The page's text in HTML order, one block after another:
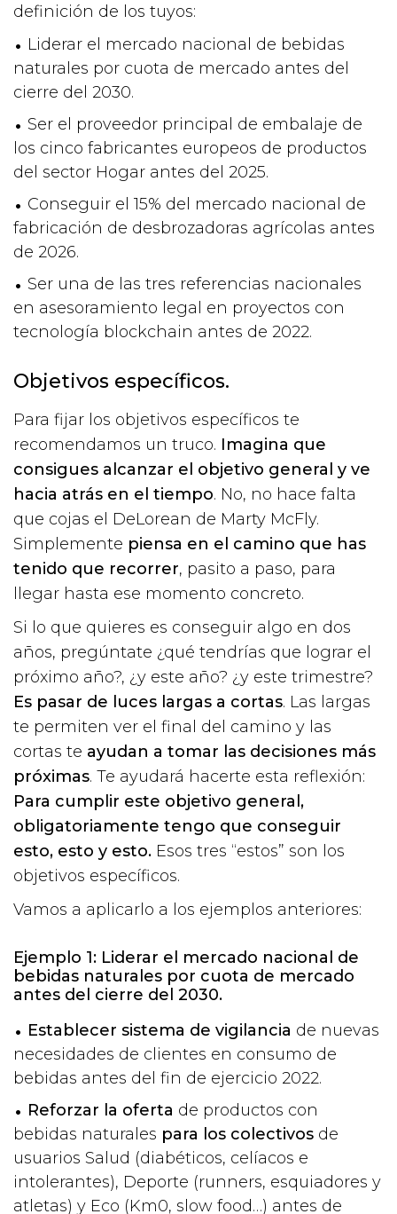
definición de los tuyos:
Liderar el mercado nacional de bebidas
naturales por cuota de mercado antes del
cierre del 2030.
Ser el proveedor principal de embalaje de
los cinco fabricantes europeos de productos
del sector Hogar antes del 2025.
Conseguir el 15% del mercado nacional de
fabricación de desbrozadoras agrícolas antes
de 2026.
Ser una de las tres referencias nacionales
en asesoramiento legal en proyectos con
tecnología blockchain antes de 2022.
Objetivos específicos.
Para fijar los objetivos específicos te
recomendamos un truco. Imagina que
consigues alcanzar el objetivo general y ve
hacia atrás en el tiempo. No, no hace falta
que cojas el DeLorean de Marty McFly.
Simplemente piensa en el camino que has
tenido que recorrer, pasito a paso, para
llegar hasta ese momento concreto.
Si lo que quieres es conseguir algo en dos
años, pregúntate ¿qué tendrías que lograr el
próximo año?, ¿y este año? ¿y este trimestre?
Es pasar de luces largas a cortas. Las largas
te permiten ver el final del camino y las
cortas te ayudan a tomar las decisiones más
próximas. Te ayudará hacerte esta reflexión:
Para cumplir este objetivo general,
obligatoriamente tengo que conseguir
esto, esto y esto. Esos tres “estos” son los
objetivos específicos.
Vamos a aplicarlo a los ejemplos anteriores:
Ejemplo 1: Liderar el mercado nacional de
bebidas naturales por cuota de mercado
antes del cierre del 2030.
Establecer sistema de vigilancia de nuevas
necesidades de clientes en consumo de
bebidas antes del fin de ejercicio 2022.
Reforzar la oferta de productos con
bebidas naturales para los colectivos de
usuarios Salud (diabéticos, celíacos e
intolerantes), Deporte (runners, esquiadores y
atletas) y Eco (Km0, slow food…) antes de